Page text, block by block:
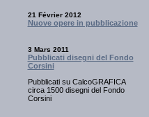
21 Février 2012
Nuove opere in pubblicazione
3 Mars 2011
Pubblicati disegni del Fondo
Corsini
Pubblicati su CalcoGRAFICA
circa 1500 disegni del Fondo
Corsini